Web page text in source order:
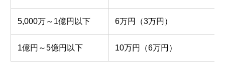
5,000万～1億円以下 6万円（3万円）
1億円～5億円以下 10万円（6万円）